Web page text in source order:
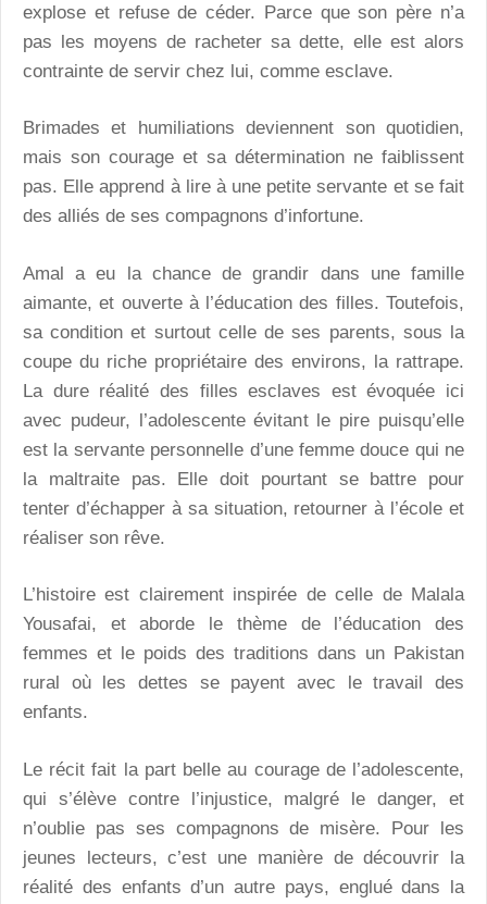
explose et refuse de céder. Parce que son père n’a
pas les moyens de racheter sa dette, elle est alors
contrainte de servir chez lui, comme esclave.
Brimades et humiliations deviennent son quotidien,
mais son courage et sa détermination ne faiblissent
pas. Elle apprend à lire à une petite servante et se fait
des alliés de ses compagnons d’infortune.
Amal a eu la chance de grandir dans une famille
aimante, et ouverte à l’éducation des filles. Toutefois,
sa condition et surtout celle de ses parents, sous la
coupe du riche propriétaire des environs, la rattrape.
La dure réalité des filles esclaves est évoquée ici
avec pudeur, l’adolescente évitant le pire puisqu’elle
est la servante personnelle d’une femme douce qui ne
la maltraite pas. Elle doit pourtant se battre pour
tenter d’échapper à sa situation, retourner à l’école et
réaliser son rêve.
L’histoire est clairement inspirée de celle de Malala
Yousafai, et aborde le thème de l’éducation des
femmes et le poids des traditions dans un Pakistan
rural où les dettes se payent avec le travail des
enfants.
Le récit fait la part belle au courage de l’adolescente,
qui s’élève contre l’injustice, malgré le danger, et
n’oublie pas ses compagnons de misère. Pour les
jeunes lecteurs, c’est une manière de découvrir la
réalité des enfants d’un autre pays, englué dans la